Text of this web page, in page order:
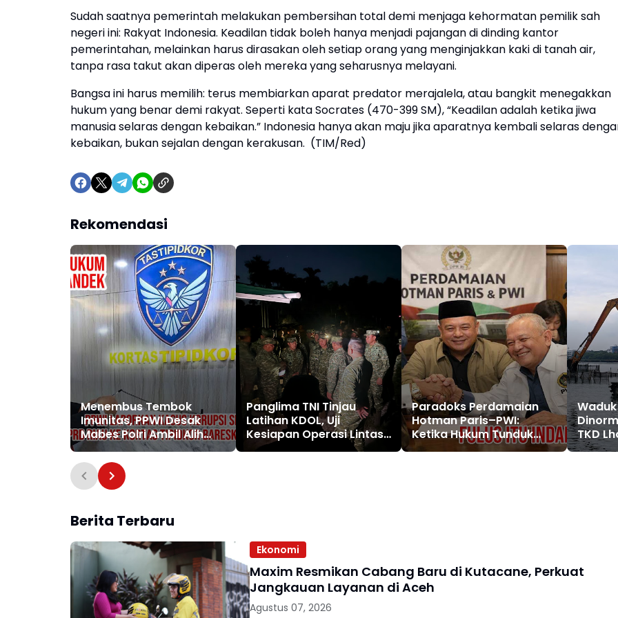
Sudah saatnya pemerintah melakukan pembersihan total demi menjaga kehormatan pemilik sah
negeri ini: Rakyat Indonesia. Keadilan tidak boleh hanya menjadi pajangan di dinding kantor
pemerintahan, melainkan harus dirasakan oleh setiap orang yang menginjakkan kaki di tanah air,
tanpa rasa takut akan diperas oleh mereka yang seharusnya melayani.
Bangsa ini harus memilih: terus membiarkan aparat predator merajalela, atau bangkit menegakkan
hukum yang benar demi rakyat. Seperti kata Socrates (470-399 SM), “Keadilan adalah ketika jiwa
manusia selaras dengan kebaikan.” Indonesia hanya akan maju jika aparatnya kembali selaras
kebaikan, bukan sejalan dengan kerakusan. (TIM/Red)
Rekomendasi
Menembus Tembok
Imunitas, PPWI Desak
Mabes Polri Ambil Alih
Kasus Korupsi SPPD Fiktif
DPRD Riau
Panglima TNI Tinjau
Latihan KDOL, Uji
Kesiapan Operasi Lintas
Udara dalam Latihan
Paradoks Perdamaian
Hotman Paris–PWI:
Ketika Hukum Tunduk
pada Bargaining Power
TKD
Berita Terbaru
Ekonomi
Maxim Resmikan Cabang Baru di Kutacane, Perkuat
Jangkauan Layanan di Aceh
Agustus 07, 2026